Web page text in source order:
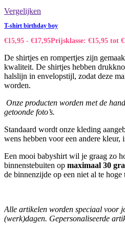
Vergelijken
T-shirt birthday boy
€15,95 - €17,95Prijsklasse: €15,95 tot
De shirtjes en rompertjes zijn
kwaliteit. De shirtjes hebben
halslijn in envelopstijl, zodat deze
worden.
Onze producten worden met de
getoonde foto’s.
Standaard wordt onze kleding
wens hebben voor een andere kleur,
Een mooi babyshirt wil je graag zo
binnenstebuiten op maximaal 30
de binnenzijde op een niet al te hoge
Alle artikelen worden speciaal voor
(werk)dagen. Gepersonaliseerde